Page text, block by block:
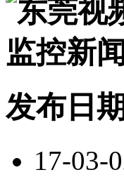
发布日期
17-03-